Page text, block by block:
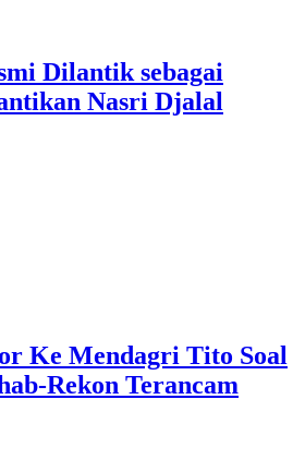
Dilantik sebagai
Nasri Djalal
Ke Mendagri Tito Soal
Rekon Terancam